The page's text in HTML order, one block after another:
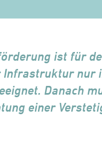
ist für
Infrastruktur nur
Danach
einer